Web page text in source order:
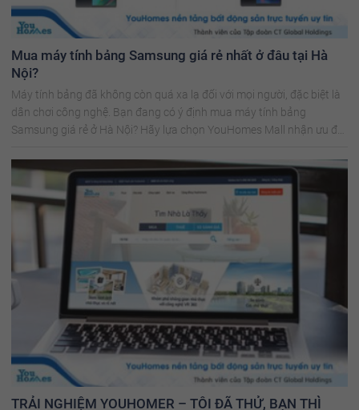
Mua máy tính bảng Samsung giá rẻ nhất ở đâu tại Hà
Nội?
Máy tính bảng đã không còn quá xa lạ đối với mọi người, đặc biệt là
dân chơi công nghệ. Bạn đang có ý định mua máy tính bảng
Samsung giá rẻ ở Hà Nội? Hãy lựa chọn YouHomes Mall nhận ưu đãi
TRẢI NGHIỆM YOUHOMER – TÔI ĐÃ THỬ, BẠN THÌ